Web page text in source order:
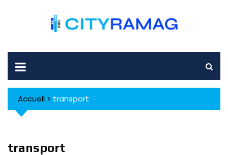
Accueil > transport
transport